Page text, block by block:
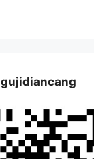
gujidiancang